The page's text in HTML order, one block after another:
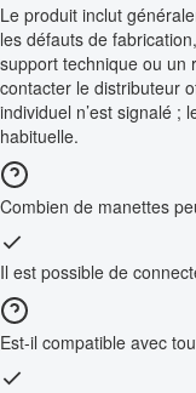
Le produit inclut
les défauts de
support technique ou un
contacter le distributeur
individuel n’est signalé ;
habituelle.
Combien de manettes
Il est possible de
Est-il compatible avec